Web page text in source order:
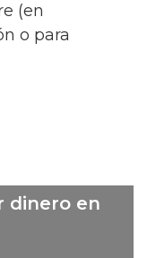
(en
o para
dinero en